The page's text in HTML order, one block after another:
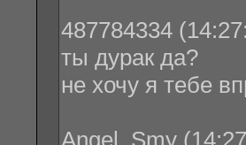
487784334
ты дурак да?
не хочу я тебе
Angel_Smy